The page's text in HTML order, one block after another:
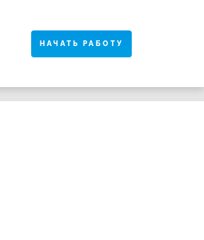
НАЧАТЬ РАБОТУ